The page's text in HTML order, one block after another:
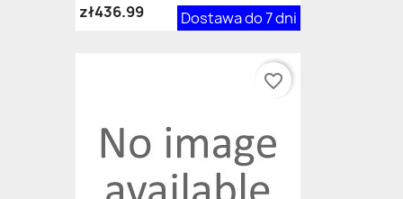
Dostawa do 7 dni
zł436.99
favorite_border